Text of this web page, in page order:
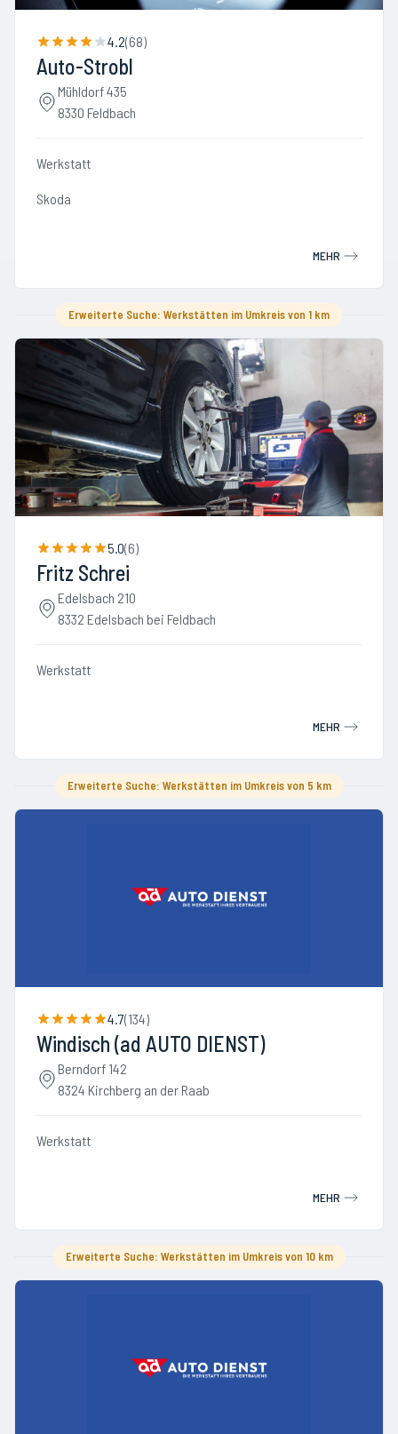
4.2(68)
Auto-Strobl
Mühldorf 435
8330 Feldbach
Werkstatt
Skoda
MEHR
Erweiterte Suche: Werkstätten im Umkreis von 1 km
5.0(6)
Fritz Schrei
Edelsbach 210
8332 Edelsbach bei Feldbach
Werkstatt
MEHR
Erweiterte Suche: Werkstätten im Umkreis von 5 km
4.7(134)
Windisch (ad AUTO DIENST)
Berndorf 142
8324 Kirchberg an der Raab
Werkstatt
MEHR
Erweiterte Suche: Werkstätten im Umkreis von 10 km